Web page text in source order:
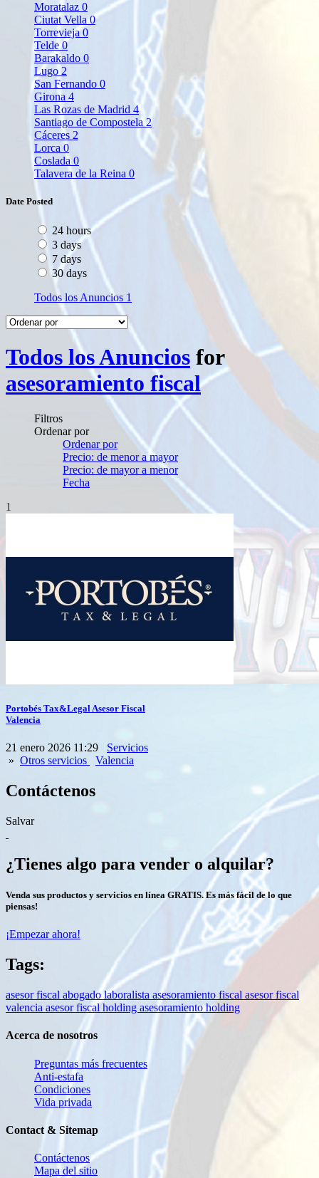
Moratalaz 0
Ciutat Vella0
Torrevieja0
Telde0
Barakaldo 0
Lugo 2
San Fernando 0
Girona 4
Las Rozas de Madrid 4
Santiago de Compostela2
Cáceres 2
Lorca 0
Coslada 0
Talavera de la Reina 0
Date Posted
24 hours
3 days
7 days
30 days
Todos los Anuncios 1
Todos los Anuncios for
asesoramiento fiscal
Filtros
Ordenar por
Ordenar por
Precio: de menor a mayor
Precio: de mayor a menor
Fecha
1
Portobés Tax&Legal Asesor Fiscal
Valencia
21 enero 2026 11:29
Servicios
» Otros servicios Valencia
Contáctenos
Salvar
¿Tienes algo para vender o alquilar?
Venda sus productos y servicios en línea GRATIS. Es más fácil de lo que
piensas!
¡Empezar ahora!
Tags:
asesor fiscal abogado laboralista asesoramiento fiscal asesor fiscal
valencia asesor fiscal holding asesoramiento holding
Acerca de nosotros
Preguntas más frecuentes
Anti-estafa
Condiciones
Vida privada
Contact & Sitemap
Contáctenos
Mapa del sitio